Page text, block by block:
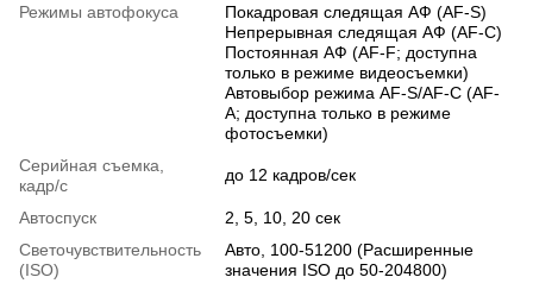
Режимы автофокуса
Покадровая следящая АФ (AF-S)
Непрерывная следящая АФ (AF-C)
Постоянная АФ (AF-F; доступна
только в режиме видеосъемки)
Автовыбор режима AF-S/AF-C (AF-
A; доступна только в режиме
фотосъемки)
Серийная съемка,
кадр/с
до 12 кадров/сек
Автоспуск
2, 5, 10, 20 сек
Светочувствительность
(ISO)
Авто, 100-51200 (Расширенные
значения ISO до 50-204800)